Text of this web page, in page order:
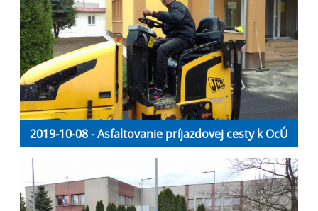
2019-10-08 - Asfaltovanie príjazdovej cesty k OcÚ